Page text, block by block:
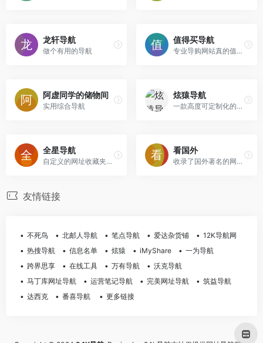
龙轩导航
做个有用的导航
值得买导航
专业导购网站真的值得买旗下个性福利导航站，不同于其他大而全的常规导航站，针对网站用户精选有价值的福利网站。
阿虚同学的储物间
实用综合导航
炫猿导航
一款高度可定制化的导航
全星导航
自定义的网址收藏夹，资源采集导航网。
看国外
收录了国外著名的网站、好玩的、好看的、有趣的国外网站
友情链接
不死鸟 北邮人导航 笔点导航 爱达杂货铺
12K导航网
热搜导航
信息名单 炫猿 iMyShare
一为导航
跨界思享
在线工具 万有导航
沃克导航
马丁库网址导航
运营笔记导航 完美网址导航
筑益导航
达西克
番喜导航 更多链接